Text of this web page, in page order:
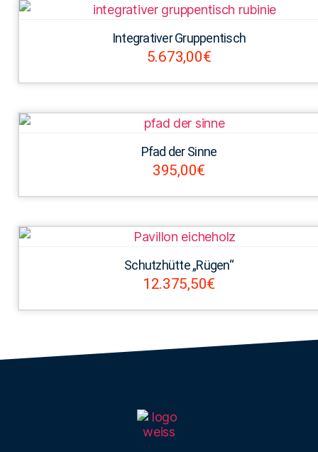
Integrativer Gruppentisch
5.673,00€
Pfad der Sinne
395,00€
Schutzhütte „Rügen“
12.375,50€